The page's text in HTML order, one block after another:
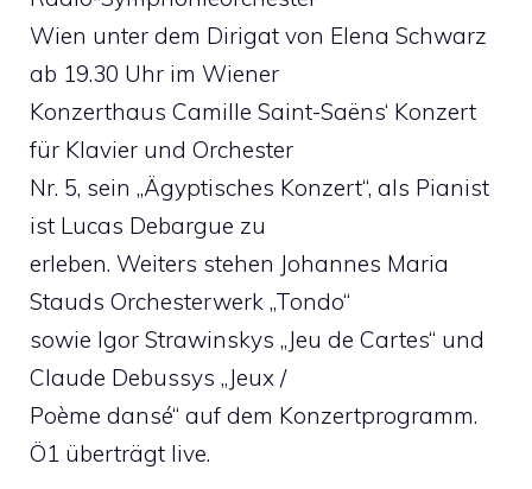
Wien unter dem Dirigat von Elena Schwarz
ab 19.30 Uhr im Wiener
Konzerthaus Camille Saint-Saëns‘ Konzert
für Klavier und Orchester
Nr. 5, sein „Ägyptisches Konzert“, als Pianist
ist Lucas Debargue zu
erleben. Weiters stehen Johannes Maria
Stauds Orchesterwerk „Tondo“
sowie Igor Strawinskys „Jeu de Cartes“ und
Claude Debussys „Jeux /
Poème dansé“ auf dem Konzertprogramm.
Ö1 überträgt live.